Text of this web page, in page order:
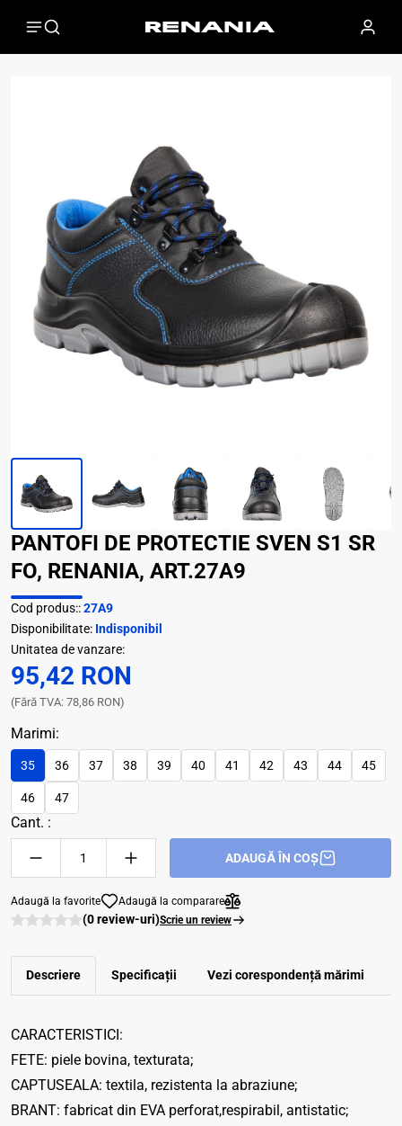
PANTOFI DE PROTECTIE SVEN S1 SR
FO, RENANIA, ART.27A9
Cod produs::27A9
Disponibilitate: Indisponibil
Unitatea de vanzare:
95,42 RON
(Fără TVA: 78,86 RON)
Marimi:
35 36 37 38 39 40 41 42 43 44 45
46 47
Cant. :
ADAUGĂ ÎN COȘ
Adaugă la favorite Adaugă la comparare
(0 review-uri)Scrie un review
Descriere Specificații Vezi corespondenţă mărimi
CARACTERISTICI:
FETE: piele bovina, texturata;
CAPTUSEALA: textila, rezistenta la abraziune;
BRANT: fabricat din EVA perforat,respirabil, antistatic;